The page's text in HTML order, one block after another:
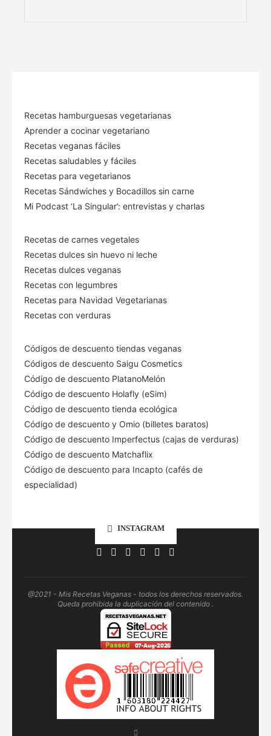
Recetas hamburguesas vegetarianas
Aprender a cocinar vegetariano
Recetas veganas fáciles
Recetas saludables y fáciles
Recetas para vegetarianos
Recetas Sándwiches y Bocadillos sin carne
Mi Podcast ‘La Singular’: entrevistas y charlas
Recetas de carnes vegetales
Recetas dulces sin huevo ni leche
Recetas dulces veganas
Recetas con legumbres
Recetas para Navidad Vegetarianas
Recetas con verduras
Códigos de descuento tiendas veganas
Códigos de descuento Saigu Cosmetics
Código de descuento PlatanoMelón
Código de descuento Holafly (eSim)
Código de descuento tienda ecológica
Código de descuento y Omio (billetes baratos)
Código de descuento Imperfectus (cajas de verduras)
Código de descuento Matchaflix
Código de descuento para Incapto (cafés de
especialidad)
INSTAGRAM
@2021 - Mis Recetas Veganas - todos los derechos reservados.
Queda prohibida la duplicación del contenido .